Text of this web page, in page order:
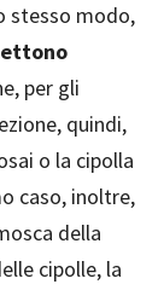
stesso modo,
per gli
quindi,
o la cipolla
caso, inoltre,
della
cipolle, la